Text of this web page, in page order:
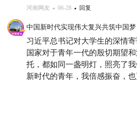
河南网友 06-28 回复
中国新时代实现伟大复兴共筑中国梦
习近平总书记对大学生的深情
国家对于青年一代的殷切期望
托，都如同一盏明灯，照亮了
新时代的青年，我倍感振奋，